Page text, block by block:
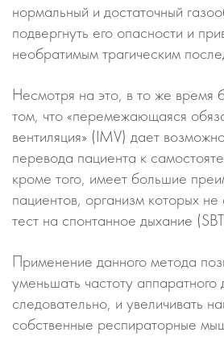
нормальный и достаточный
подвергнуть его опасности и
необратимым трагическим
Несмотря на это, в то же время
том, что «перемежающаяся
вентиляция» (IMV) дает
перевода пациента к
кроме того, имеет большие
пациентов, организм которых
тест на спонтанное дыхание
Применение данного метода
уменьшать частоту аппаратного
следовательно, и увеличивать
собственные респираторные